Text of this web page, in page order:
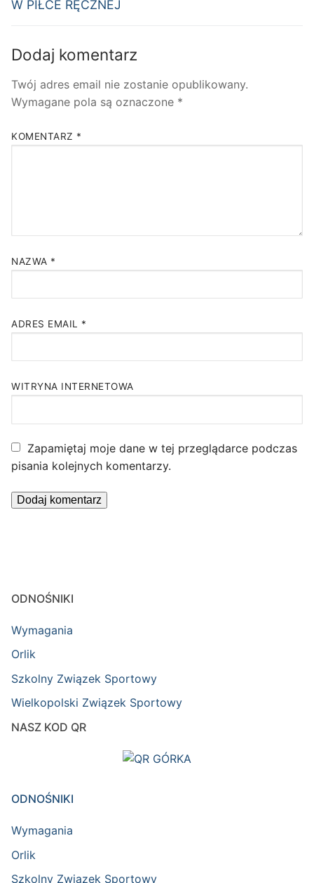
W PIŁCE RĘCZNEJ
Dodaj komentarz
Twój adres email nie zostanie opublikowany.
Wymagane pola są oznaczone *
KOMENTARZ *
NAZWA *
ADRES EMAIL *
WITRYNA INTERNETOWA
Zapamiętaj moje dane w tej przeglądarce podczas
pisania kolejnych komentarzy.
ODNOŚNIKI
Wymagania
Orlik
Szkolny Związek Sportowy
Wielkopolski Związek Sportowy
NASZ KOD QR
ODNOŚNIKI
Wymagania
Orlik
Szkolny Związek Sportowy